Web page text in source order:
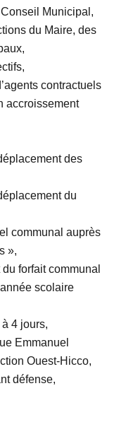
Municipal,
du Maire, des
contractuels
accroissement
des
du
communal auprès
»,
forfait communal
scolaire
4 jours,
Emmanuel
Ouest-Hicco,
défense,